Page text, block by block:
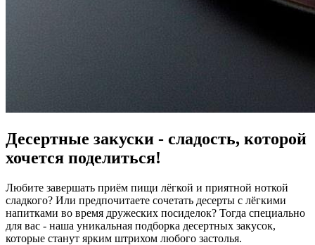
Десертные закуски - сладость, которой
хочется поделиться!
Любите завершать приём пищи лёгкой и приятной ноткой
сладкого? Или предпочитаете сочетать десерты с лёгкими
напитками во время дружеских посиделок? Тогда специально
для вас - наша уникальная подборка десертных закусок,
которые станут ярким штрихом любого застолья.